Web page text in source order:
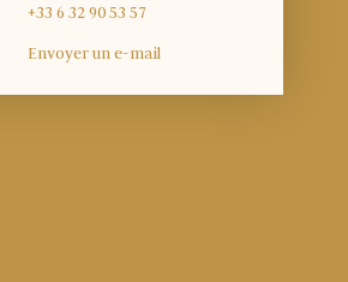
+33 6 32 90 53 57
Envoyer un e-mail